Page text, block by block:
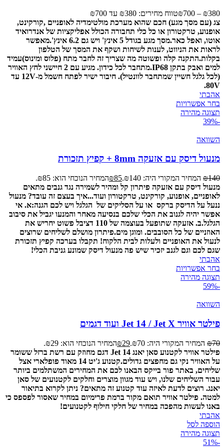
₪380
–
₪700
טווח מחירים: ⁦₪380⁩ עד ⁦₪700⁩
צג (עם מסך מגע) חכם שהוא מערכת מולטימדיה לאופניים ,קורקינט,
אופנוע, טרקטורון או כל כלי תחבורה הכולל אפליקציות של אנדרואיד
אוטו, ואפל כאר.מסך מגע בגודל 5 אינץ' ויש גם 6.2 אינץ'.
מאפשר
לראות את הניווט, לענות לשיחות ושקף את המסך של הטלפון
בקלות.התקנה קלה ופשוטה מה שצריך זה לחבר מתח (פלוס ומינוס)עמיד
למים ואבק בתקן IP68.
מתחבר לכל כידון. מגיע עם 2 חיישני לחץ האוויר
(לכל גלגל חשיין שמתחבר לוונטיל).
חיבור ישיר לפתח חשמל מ-12V עד
80V.
אהבתי
בחר אפשרויות
תצוגה מהירה
-39%
השוואה
מנעול דיסק עם אזעקה 8mm + קפיץ תזכורת
₪140 המחיר המקורי היה: ₪140. ₪85
המחיר הנוכחי הוא: ₪85.
מנעול דיסק עם אזעקה פיתרון קל ומהיר לשמירה נגד גנבים מתאים
לאופניים, אופנוע, קורקינט, טרקטורון ועוד...איך בעצם זה עובד? מנעול
ננעל על הדיסק ברקס או על הסליקים של הגלגל ויש לכם הגנה:א. אי
אפשר יהיה לגנוב את הכלי שלכם בנסיעה מאחר והמנעו יגביל את סיבוב
הגלגל.
ב. אזעקה שתופעל בעוצמה של 110 דציבל פשוט יחריש את
האוזניים של כל הסובבים. ומוגן מים.פיתרון מושלם לשליחים שרוצים
לנעול את האופניים ולעלות לבית הלקוח! תקבלו בערכה קפיץ תזכורת
שגם לכם וגם לגנב יזכיר שיש פה מנעול דיסק שמונע גניבת הכלי!
אהבתי
בחר אפשרויות
תצוגה מהירה
-59%
השוואה
פילטר אוויר Jet 14 / Jet X ועוד דגמים
₪70 המחיר המקורי היה: ₪70. ₪29
המחיר הנוכחי הוא: ₪29.
פילטר אוויר לקטנוע סאן יאנג Jet 14 דגם מחוזק עם רשת ברזל ששומר
על האוויר נקי גם מחפצים גדולים.
קטנוע ג'יט 14 מאוד פופלארי אצל
שליחים, באתר פור בייקס הבאנו לכם את המחירים המשתלמים ביותר
עבור השליחים שלנו, ויש עוד מגוון מוצרים וחלקים לקטנועים של סאן
יאנג. רוצים לדעת לאיזה עוד קטנוע זה מתאים? ניתן לקרוא בתיאור
למטה. פילטר אוויר תואם מקור ברמת פרימיום במחיר שאסור לפספס כי
באנו לעשות מהפכה במחיר של חלקי חילוף לקטנועים!
אהבתי
הוספה לסל
תצוגה מהירה
-51%